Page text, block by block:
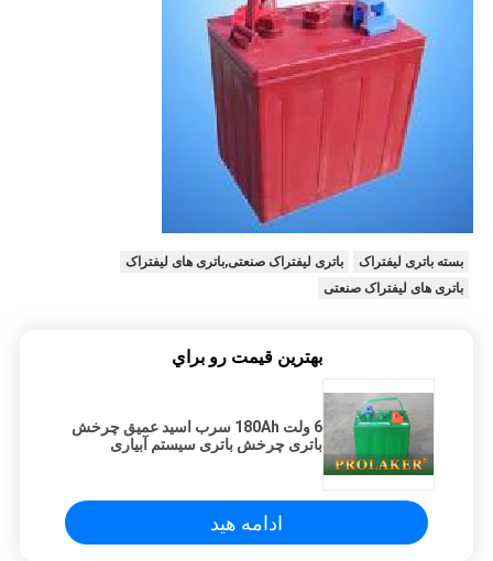
بسته باتری لیفتراک
باتری لیفتراک صنعتی,باتری های لیفتراک
باتری های لیفتراک صنعتی
بهترين قيمت رو براي
6 ولت 180Ah سرب اسید عمیق چرخش
باتری چرخش باتری سیستم آبیاری
ادامه هید